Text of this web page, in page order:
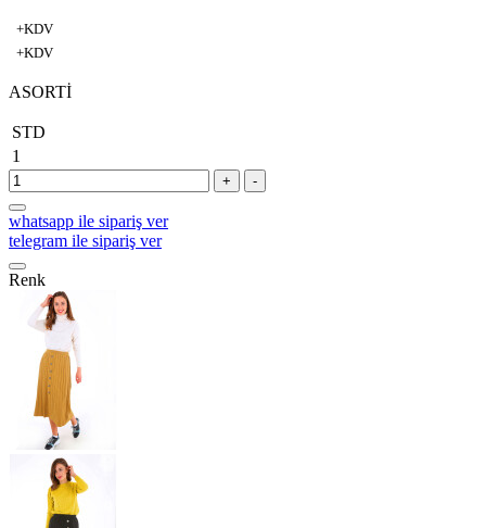
+KDV
+KDV
ASORTİ
STD
1
+ -
whatsapp ile sipariş ver
telegram ile sipariş ver
Renk